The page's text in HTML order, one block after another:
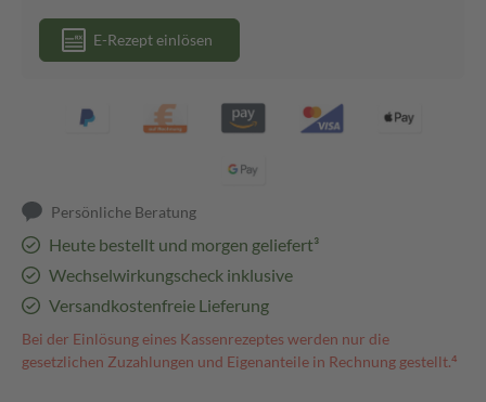
E-Rezept einlösen
Persönliche Beratung
Heute bestellt und morgen geliefert³
Wechselwirkungscheck inklusive
Versandkostenfreie Lieferung
Bei der Einlösung eines Kassenrezeptes werden nur die
gesetzlichen Zuzahlungen und Eigenanteile in Rechnung gestellt.⁴